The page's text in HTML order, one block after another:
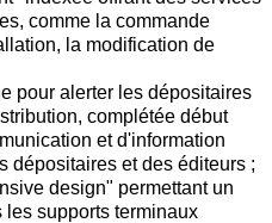
comme la commande
la modification de
pour alerter les dépositaires
complétée début
et d'information
dépositaires et des éditeurs ;
design" permettant un
supports terminaux